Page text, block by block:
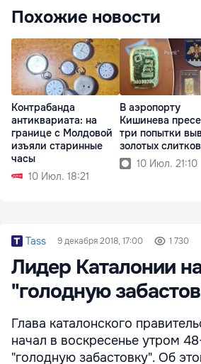
Похожие новости
Контрабанда
антиквариата: на
границе с Молдовой
изъяли старинные
часы
10 Июл. 18:21
В аэропорту
Кишинева
три попытки
золотых слитков
10 Июл. 21:10
Tass 9 декабря 2018, 17:00 1 730
Лидер Каталонии
"голодную
Глава каталонского
начал в воскресенье утром
"голодную забастовку". Об